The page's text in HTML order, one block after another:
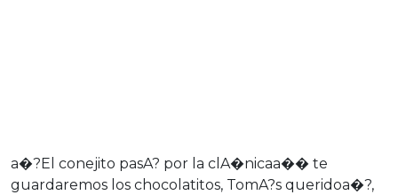
a�?El conejito pasA? por la clA�nicaa�� te
guardaremos los chocolatitos, TomA?s queridoa�?,